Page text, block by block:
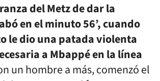
del Metz de dar la
en el minuto 56’, cuando
le dio una patada violenta
a Mbappé en la línea
un hombre a más, comenzó el